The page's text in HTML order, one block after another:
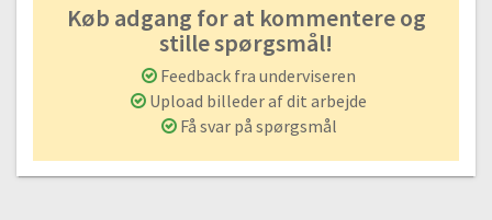
Køb adgang for at kommentere og
stille spørgsmål!
Feedback fra underviseren
Upload billeder af dit arbejde
Få svar på spørgsmål